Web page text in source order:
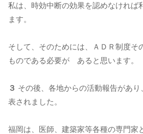
私は、時効中断の効果を認めなければ
ます。
そして、そのためには、ＡＤＲ制度そ
ものである必要が あると思います。
３ その後、各地からの活動報告があ
表されました。
福岡は、医師、建築家等各種の専門家